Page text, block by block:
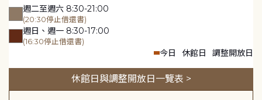
週二至週六 8:30-21:00
(20:30停止借還書)
週日、週一 8:30-17:00
(16:30停止借還書)
今日 休館日 調整開放日
休館日與調整開放日一覽表 >